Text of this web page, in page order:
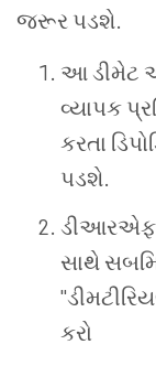
જરૂર પડશે.
આ ડીમેટ
વ્યાપક
કરતા
પડશે.
ડીઆરએફ
સાથે
કરો